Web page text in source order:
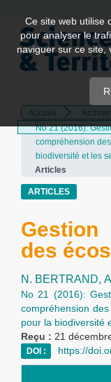
Quick
jump
page
Main
Navigation
Main
Content
Sidebar
Accueil
No 21 (2016):
compréhension
biodiversité et les
Articles
ARTICLES
des
N. BERTRAND,
No 21 (2016):
compréhension
pour la biodiversité
Reçu : 21
DOI : https://
Ce site web utilise
pour analyser le
naviguer sur ce site,